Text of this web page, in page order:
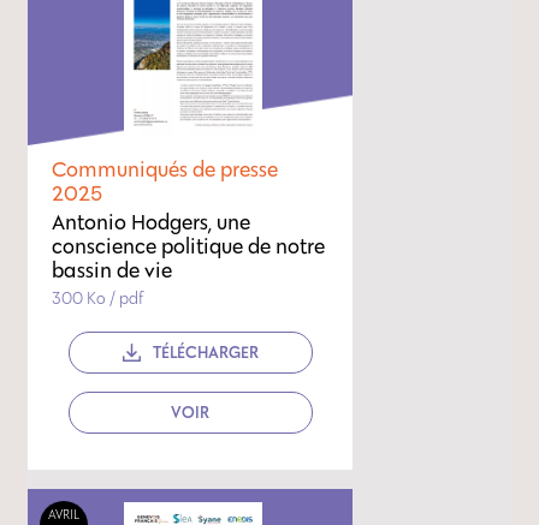
Communiqués de presse
2025
Antonio Hodgers, une
conscience politique de notre
bassin de vie
300 Ko / pdf
TÉLÉCHARGER
VOIR
AVRIL